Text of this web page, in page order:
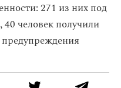
271 из них под
человек получили